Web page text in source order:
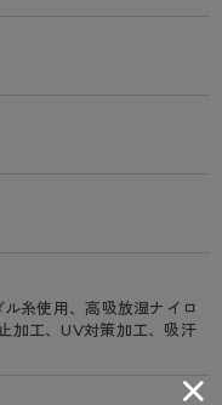
糸使用、高吸放湿ナイロ
加工、UV対策加工、吸汗